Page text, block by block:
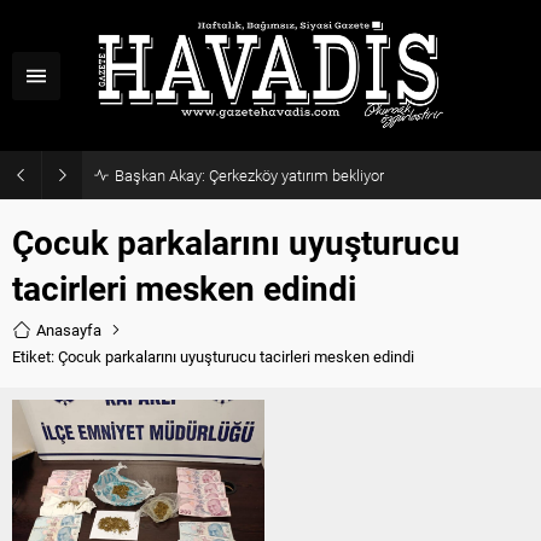
Başkan Akay: Çerkezköy yatırım bekliyor
Çocuk parkalarını uyuşturucu
tacirleri mesken edindi
Anasayfa
Etiket: Çocuk parkalarını uyuşturucu tacirleri mesken edindi